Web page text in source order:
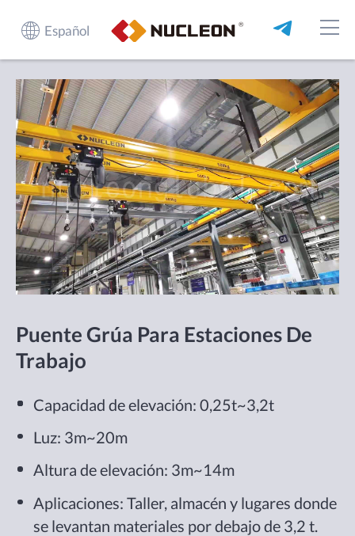
Español
Puente Grúa Para Estaciones De
Trabajo
Capacidad de elevación: 0,25t~3,2t
Luz: 3m~20m
Altura de elevación: 3m~14m
Aplicaciones: Taller, almacén y lugares donde
se levantan materiales por debajo de 3,2 t.